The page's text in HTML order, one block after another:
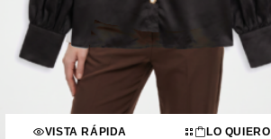
VISTA RÁPIDA LO QUIERO